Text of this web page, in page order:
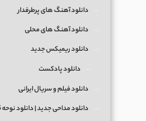
دانلود آهنگ های پرطرفدار
دانلود آهنگ های محلی
دانلود ریمیکس جدید
دانلود پادکست
دانلود فیلم و سریال ایرانی
دانلود مداحی جدید | دانلود نوحه 1405